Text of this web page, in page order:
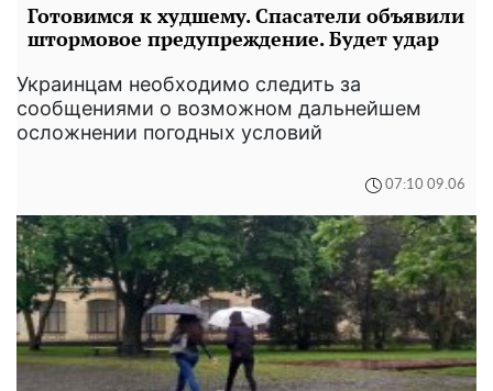
Готовимся к худшему. Спасатели объявили
штормовое предупреждение. Будет удар
Украинцам необходимо следить за
сообщениями о возможном дальнейшем
осложнении погодных условий
07:10 09.06